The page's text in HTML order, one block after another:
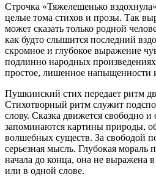
Строчка «Тяжелешенько
целые тома стихов и прозы. Так
может сказать только родной
как будто слышится последний
скромное и глубокое выражение
подлинно народных
простое, лишенное напыщенности
Пушкинский стих передает ритм
Стихотворный ритм служит
слову. Сказка движется свободно и
запоминаются картины природы,
волшебных существ. За свободой
серьезная мысль. Глубокая мораль
начала до конца, она не выражена
или в одной слове.